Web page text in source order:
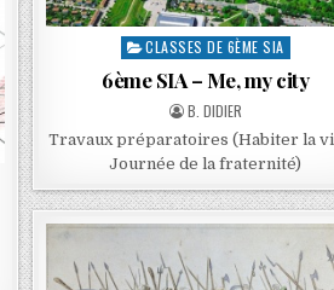
CLASSES DE 6ÈME SIA
6ème SIA – Me, my city
B. DIDIER
Travaux préparatoires (Habiter la
Journée de la fraternité)